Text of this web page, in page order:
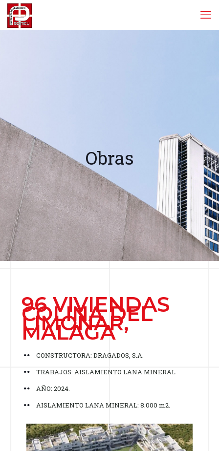
Obras
96 VIVIENDAS
COLINA DEL
LIMONAR,
MALAGA
CONSTRUCTORA: DRAGADOS, S.A.
TRABAJOS: AISLAMIENTO LANA MINERAL
AÑO: 2024.
AISLAMIENTO LANA MINERAL: 8.000 m2.